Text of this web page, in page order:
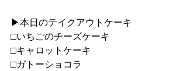
▶︎本日のテイクアウトケーキ
□いちごのチーズケーキ
□キャロットケーキ
□ガトーショコラ